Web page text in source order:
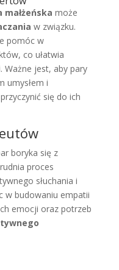
małżeńska może
w związku.
pomóc w
co ułatwia
Ważne jest, aby pary
umysłem i
się do ich
boryka się z
proces
słuchania i
w budowaniu empatii
emocji oraz potrzeb